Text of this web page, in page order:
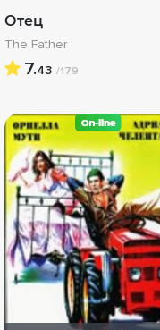
Отец
The Father
7.43 /179